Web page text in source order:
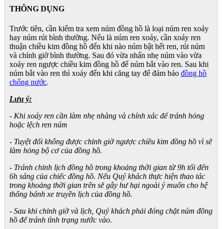
THÔNG DỤNG
Trước tiên, cần kiểm tra xem núm đồng hồ là loại núm ren xoáy
hay núm rút bình thường. Nếu là núm ren xoáy, cần xoáy ren
thuận chiều kim đồng hồ đến khi nào núm bật hết ren, rút núm
và chỉnh giờ bình thường. Sau đó vừa nhấn nhẹ núm vào vừa
xoáy ren ngược chiều kim đồng hồ để núm bắt vào ren. Sau khi
núm bắt vào ren thì xoáy đến khi căng tay để đảm bảo đồng hồ
chống nước.
Lưu ý:
- Khi xoáy ren cần làm nhẹ nhàng và chính xác để tránh hỏng
hoặc lệch ren núm
- Tuyệt đối không được chỉnh giờ ngược chiều kim đồng hồ vì sẽ
làm hỏng bộ cơ của đồng hồ.
- Tránh chỉnh lịch đồng hồ trong khoảng thời gian từ 9h tối đến
6h sáng của chiếc đồng hồ. Nếu Quý khách thực hiện thao tác
trong khoảng thời gian trên sẽ gây hư hại ngoài ý muốn cho hệ
thống bánh xe truyền lịch của đồng hồ.
- Sau khi chỉnh giờ và lịch, Quý khách phải đóng chặt núm đồng
hồ để tránh tình trạng nước vào.